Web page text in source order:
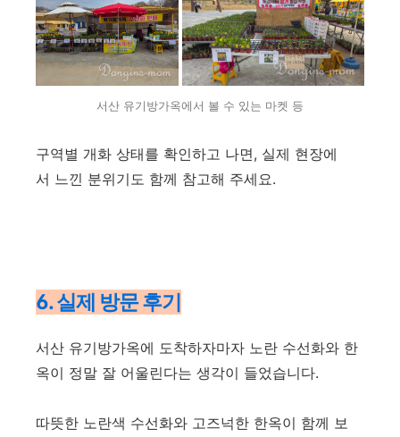
서산 유기방가옥에서 볼 수 있는 마켓 등
구역별 개화 상태를 확인하고 나면, 실제 현장에
서 느낀 분위기도 함께 참고해 주세요.
6. 실제 방문 후기
서산 유기방가옥에 도착하자마자 노란 수선화와 한
옥이 정말 잘 어울린다는 생각이 들었습니다.
따뜻한 노란색 수선화와 고즈넉한 한옥이 함께 보